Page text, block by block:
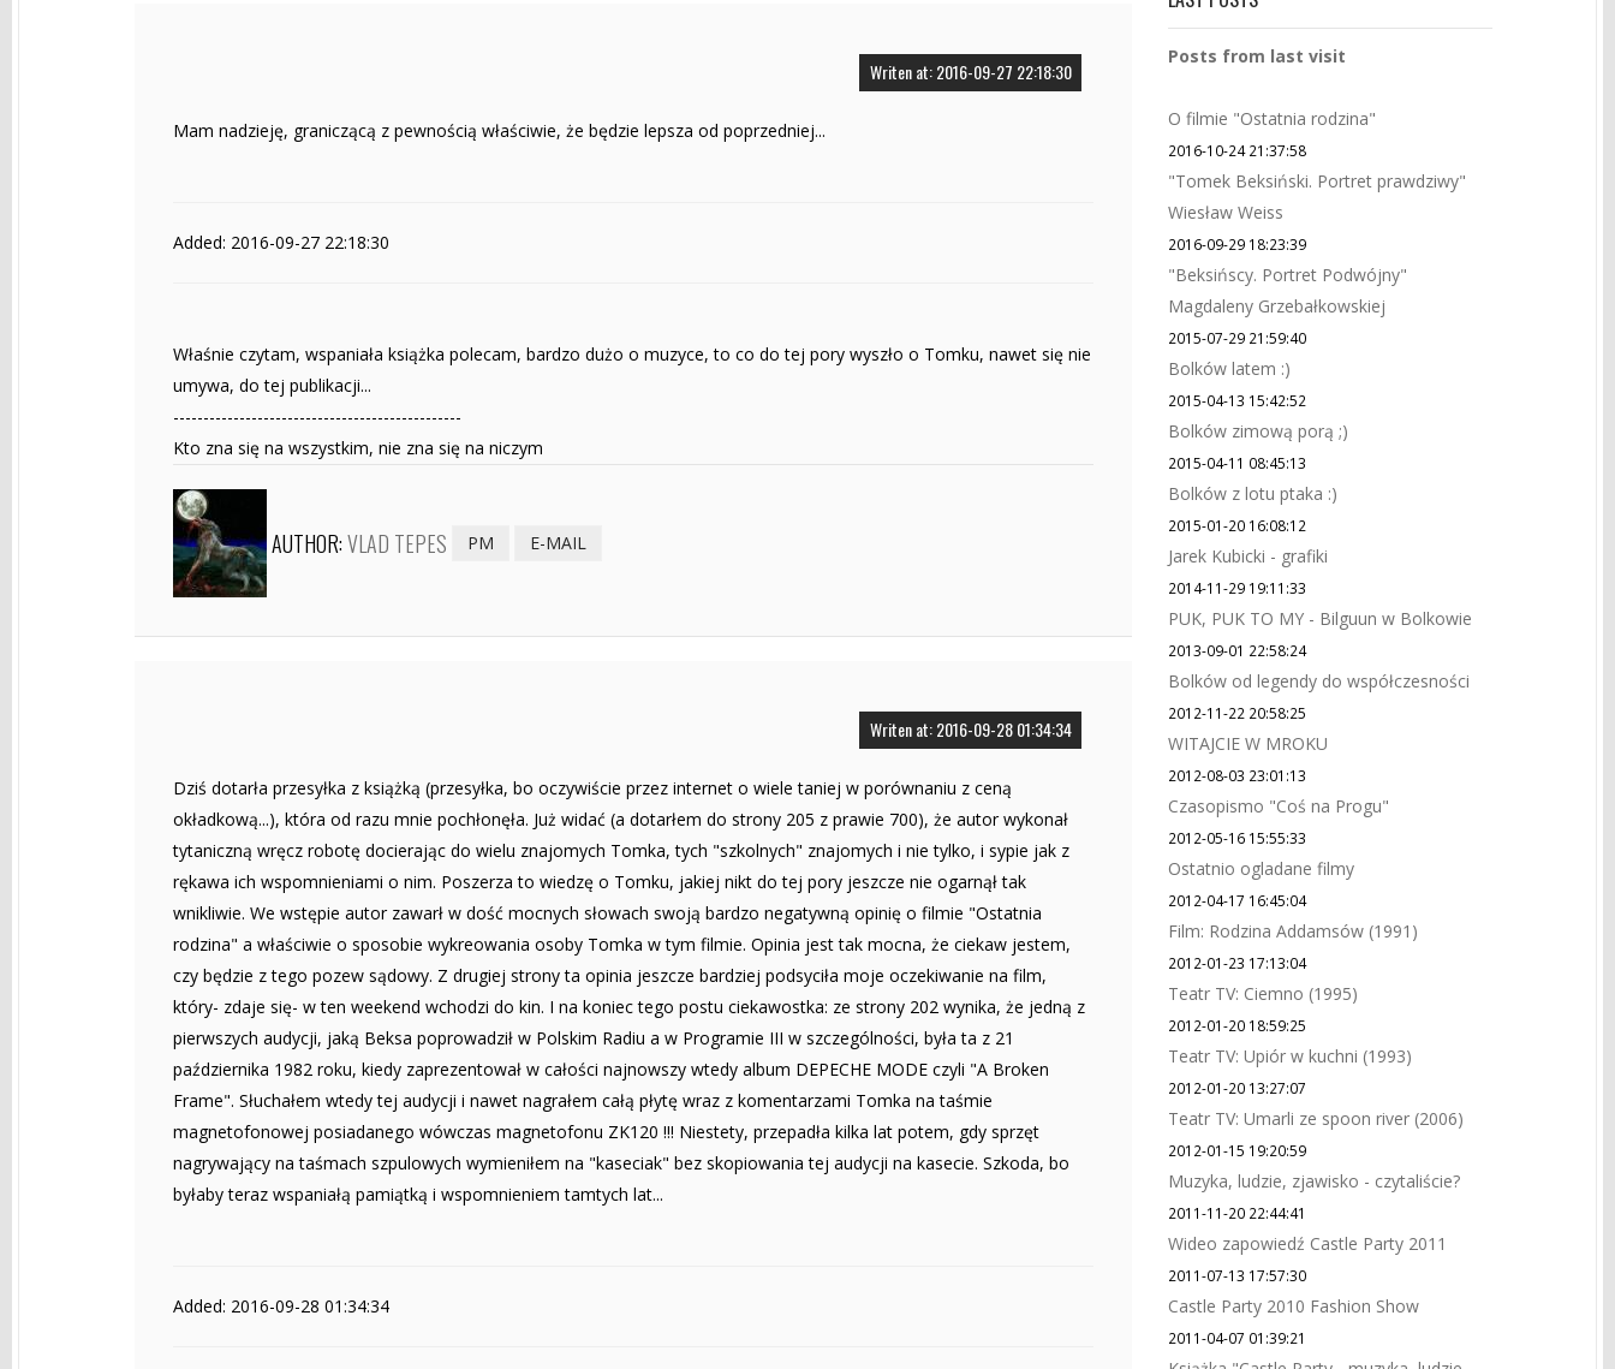
Writen at: 2016-09-27 22:18:30
Mam nadzieję, graniczącą z pewnością właściwie, że będzie lepsza od poprzedniej...
Added: 2016-09-27 22:18:30
Właśnie czytam, wspaniała książka polecam, bardzo dużo o muzyce, to co do tej pory wyszło o Tomku, nawet się nie
umywa, do tej publikacji...
------------------------------------------------
Kto zna się na wszystkim, nie zna się na niczym
AUTHOR:VLAD TEPES PM E-MAIL
Writen at: 2016-09-28 01:34:34
Dziś dotarła przesyłka z książką (przesyłka, bo oczywiście przez internet o wiele taniej w porównaniu z ceną
okładkową...), która od razu mnie pochłonęła. Już widać (a dotarłem do strony 205 z prawie 700), że autor wykonał
tytaniczną wręcz robotę docierając do wielu znajomych Tomka, tych "szkolnych" znajomych i nie tylko, i sypie jak z
rękawa ich wspomnieniami o nim. Poszerza to wiedzę o Tomku, jakiej nikt do tej pory jeszcze nie ogarnął tak
wnikliwie. We wstępie autor zawarł w dość mocnych słowach swoją bardzo negatywną opinię o filmie "Ostatnia
rodzina" a właściwie o sposobie wykreowania osoby Tomka w tym filmie. Opinia jest tak mocna, że ciekaw jestem,
czy będzie z tego pozew sądowy. Z drugiej strony ta opinia jeszcze bardziej podsyciła moje oczekiwanie na film,
który- zdaje się- w ten weekend wchodzi do kin. I na koniec tego postu ciekawostka: ze strony 202 wynika, że jedną z
pierwszych audycji, jaką Beksa poprowadził w Polskim Radiu a w Programie III w szczególności, była ta z 21
października 1982 roku, kiedy zaprezentował w całości najnowszy wtedy album DEPECHE MODE czyli "A Broken
Frame". Słuchałem wtedy tej audycji i nawet nagrałem całą płytę wraz z komentarzami Tomka na taśmie
magnetofonowej posiadanego wówczas magnetofonu ZK120 !!! Niestety, przepadła kilka lat potem, gdy sprzęt
nagrywający na taśmach szpulowych wymieniłem na "kaseciak" bez skopiowania tej audycji na kasecie. Szkoda, bo
byłaby teraz wspaniałą pamiątką i wspomnieniem tamtych lat...
Added: 2016-09-28 01:34:34
Posts from last visit
O filmie "Ostatnia rodzina"
2016-10-24 21:37:58
"Tomek Beksiński. Portret prawdziwy"
Wiesław Weiss
2016-09-29 18:23:39
"Beksińscy. Portret Podwójny"
Magdaleny Grzebałkowskiej
2015-07-29 21:59:40
Bolków latem :)
2015-04-13 15:42:52
Bolków zimową porą ;)
2015-04-11 08:45:13
Bolków z lotu ptaka :)
2015-01-20 16:08:12
Jarek Kubicki - grafiki
2014-11-29 19:11:33
PUK, PUK TO MY - Bilguun w Bolkowie
2013-09-01 22:58:24
Bolków od legendy do współczesności
2012-11-22 20:58:25
WITAJCIE W MROKU
2012-08-03 23:01:13
Czasopismo "Coś na Progu"
2012-05-16 15:55:33
Ostatnio ogladane filmy
2012-04-17 16:45:04
Film: Rodzina Addamsów (1991)
2012-01-23 17:13:04
Teatr TV: Ciemno (1995)
2012-01-20 18:59:25
Teatr TV: Upiór w kuchni (1993)
2012-01-20 13:27:07
Teatr TV: Umarli ze spoon river (2006)
2012-01-15 19:20:59
Muzyka, ludzie, zjawisko - czytaliście?
2011-11-20 22:44:41
Wideo zapowiedź Castle Party 2011
2011-07-13 17:57:30
Castle Party 2010 Fashion Show
2011-04-07 01:39:21